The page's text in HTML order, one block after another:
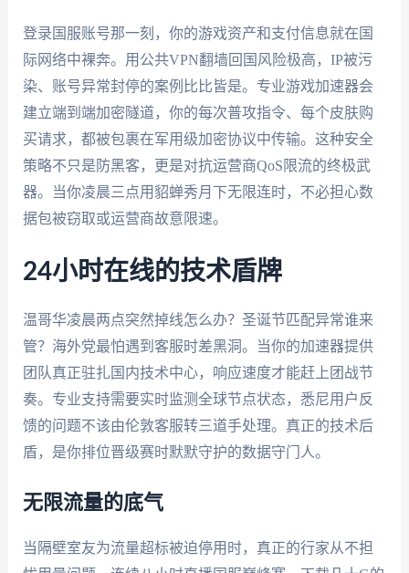
登录国服账号那一刻，你的游戏资产和支付信息就在国
际网络中裸奔。用公共VPN翻墙回国风险极高，IP被污
染、账号异常封停的案例比比皆是。专业游戏加速器会
建立端到端加密隧道，你的每次普攻指令、每个皮肤购
买请求，都被包裹在军用级加密协议中传输。这种安全
策略不只是防黑客，更是对抗运营商QoS限流的终极武
器。当你凌晨三点用貂蝉秀月下无限连时，不必担心数
据包被窃取或运营商故意限速。
24小时在线的技术盾牌
温哥华凌晨两点突然掉线怎么办？圣诞节匹配异常谁来
管？海外党最怕遇到客服时差黑洞。当你的加速器提供
团队真正驻扎国内技术中心，响应速度才能赶上团战节
奏。专业支持需要实时监测全球节点状态，悉尼用户反
馈的问题不该由伦敦客服转三道手处理。真正的技术后
盾，是你排位晋级赛时默默守护的数据守门人。
无限流量的底气
当隔壁室友为流量超标被迫停用时，真正的行家从不担